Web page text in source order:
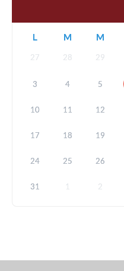
L M M
27 28 29
3 4 5
10 11 12
17 18 19
24 25 26
31 1 2